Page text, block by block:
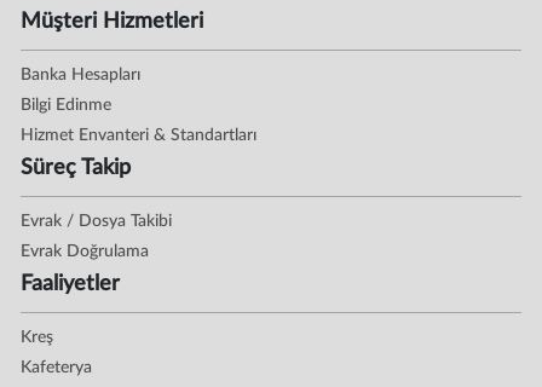
Müşteri Hizmetleri
Banka Hesapları
Bilgi Edinme
Hizmet Envanteri & Standartları
Süreç Takip
Evrak / Dosya Takibi
Evrak Doğrulama
Faaliyetler
Kreş
Kafeterya